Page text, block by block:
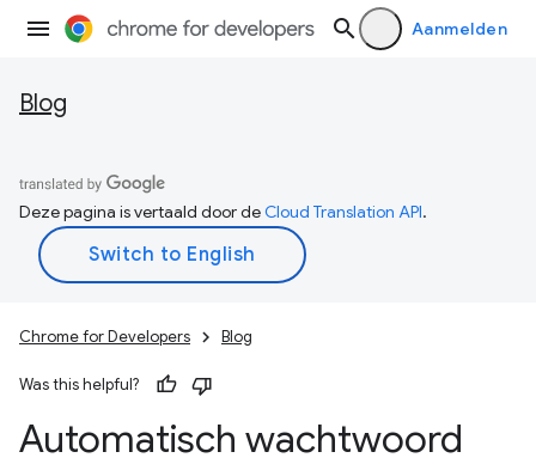
Aanmelden
Blog
Deze pagina is vertaald door deCloud Translation API.
Chrome for Developers Blog
Was this helpful?
Automatisch wachtwoord